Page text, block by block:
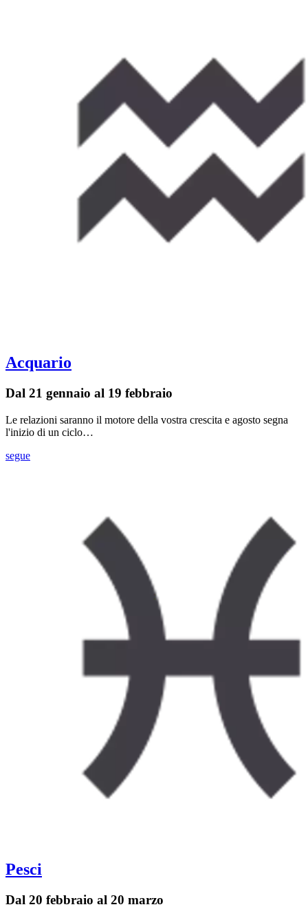
Acquario
Dal 21 gennaio al 19 febbraio
Le relazioni saranno il motore della vostra crescita e agosto segna
l'inizio di un ciclo…
segue
Pesci
Dal 20 febbraio al 20 marzo